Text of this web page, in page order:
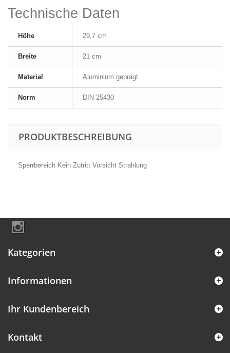
Technische Daten
Höhe 29,7 cm
Breite 21 cm
Material Aluminium geprägt
Norm DIN 25430
PRODUKTBESCHREIBUNG
Sperrbereich Kein Zutritt Vorsicht Strahlung
Kategorien
Informationen
Ihr Kundenbereich
Kontakt